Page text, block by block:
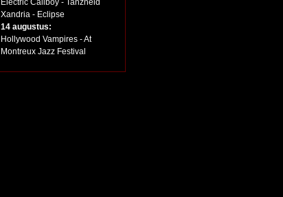
Electric Callboy - Tanzneid
Xandria - Eclipse
14 augustus:
Hollywood Vampires - At
Montreux Jazz Festival